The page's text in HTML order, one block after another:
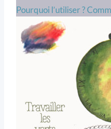
Pourquoi l’utiliser ?